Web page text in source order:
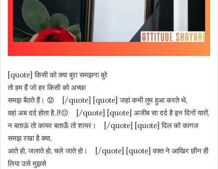
[quote] किसी को क्या बुरा समझना बुरे
तो हम हैं जो हर किसी को अच्छा
समझ बैठते हैं। 😟 [/quote] [quote] जहां कभी तुम हुआ करते थे,
वहां अब दर्द होता है..!!😔 [/quote] [quote] अजीब सा दर्द है इन दिनों यारों,
न बताऊं तो कायर बताऊँ तो शायर। [/quote] [quote] दिल को कागज
समझ रखा है क्या,
आते हो, जलाते हो, चले जाते हो। [/quote] [quote] वक्त ने आखिर छीन ही
लिया उसे मुझसे